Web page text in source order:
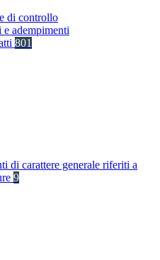
di controllo
adempimenti
801
di carattere generale riferiti a
9